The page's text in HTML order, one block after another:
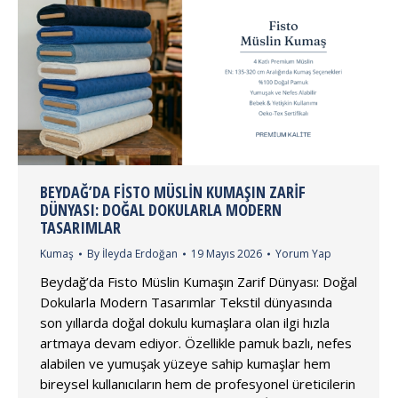
BEYDAĞ’DA FISTO MÜSLIN KUMAŞIN ZARIF
DÜNYASI: DOĞAL DOKULARLA MODERN
TASARIMLAR
Kumaş By İleyda Erdoğan 19 Mayıs 2026 Yorum Yap
Beydağ’da Fisto Müslin Kumaşın Zarif Dünyası: Doğal
Dokularla Modern Tasarımlar Tekstil dünyasında
son yıllarda doğal dokulu kumaşlara olan ilgi hızla
artmaya devam ediyor. Özellikle pamuk bazlı, nefes
alabilen ve yumuşak yüzeye sahip kumaşlar hem
bireysel kullanıcıların hem de profesyonel üreticilerin